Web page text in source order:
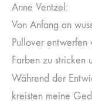
Anne Ventzel:
Von Anfang an
Pullover
Farben zu stricken
Während der
kreisten meine